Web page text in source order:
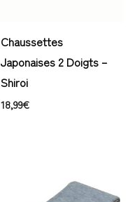
Chaussettes
Japonaises 2 Doigts –
Shiroi
18,99€